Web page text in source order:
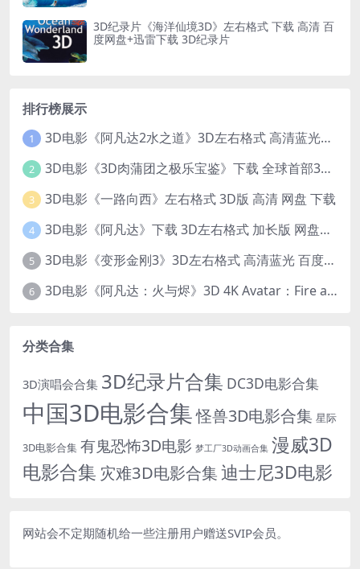
3D纪录片《海洋仙境3D》左右格式 下载 高清 百
度网盘+迅雷下载 3D纪录片
排行榜展示
1 3D电影《阿凡达2水之道》3D左右格式 高清蓝光原盘 网盘下载 中文配音 4K3DVR电影
2 3D电影《3D肉蒲团之极乐宝鉴》下载 全球首部3D限制级电影 网盘下载
3 3D电影《一路向西》左右格式 3D版 高清 网盘 下载
4 3D电影《阿凡达》下载 3D左右格式 加长版 网盘下载
5 3D电影《变形金刚3》3D左右格式 高清蓝光 百度网盘+迅雷 下载 出屏国配字幕.国英双语
6 3D电影《阿凡达：火与烬》3D 4K Avatar：Fire and Ash 3D 左右格式 高清4K 电影 下载
分类合集
3D演唱会合集 3D纪录片合集 DC3D电影合集
中国3D电影合集怪兽3D电影合集 星际
3D电影合集 有鬼恐怖3D电影 梦工厂3D动画合集 漫威3D
电影合集 灾难3D电影合集迪士尼3D电影
网站会不定期随机给一些注册用户赠送SVIP会员。